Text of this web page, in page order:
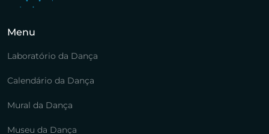
Menu
Laboratório da Dança
Calendário da Dança
Mural da Dança
Museu da Dança